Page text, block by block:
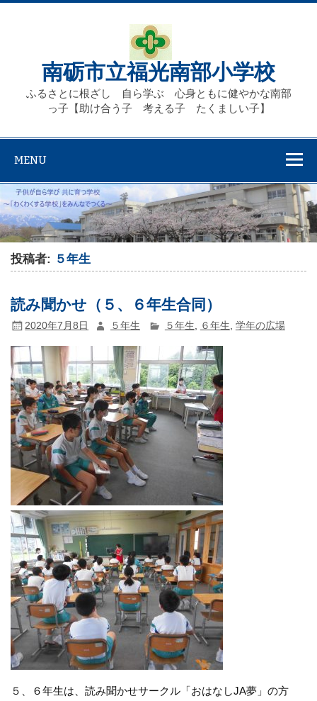
Skip
南砺市立福光南部小学校
ふるさとに根ざし 自ら学ぶ 心身ともに健やかな南部
っ子【助け合う子 考える子 たくましい子】
MENU
投稿者: ５年生
読み聞かせ（５、６年生合同）
2020年7月8日 ５年生 ５年生 ６年生 学年の広場
５、６年生は、読み聞かせサークル「おはなしJA夢」の方